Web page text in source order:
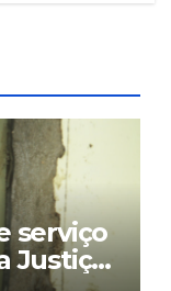
serviço
Justiça